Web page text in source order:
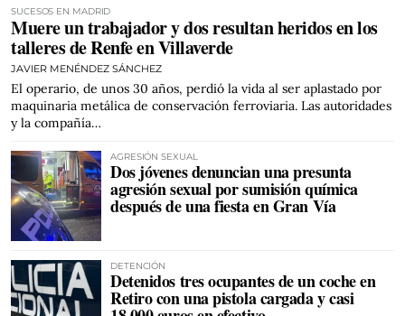
SUCESOS EN MADRID
Muere un trabajador y dos resultan heridos en los
talleres de Renfe en Villaverde
JAVIER MENÉNDEZ SÁNCHEZ
El operario, de unos 30 años, perdió la vida al ser aplastado por
maquinaria metálica de conservación ferroviaria. Las autoridades
y la compañía…
AGRESIÓN SEXUAL
Dos jóvenes denuncian una presunta
agresión sexual por sumisión química
después de una fiesta en Gran Vía
DETENCIÓN
Detenidos tres ocupantes de un coche en
Retiro con una pistola cargada y casi